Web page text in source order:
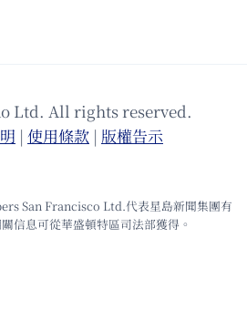
Ltd. All rights reserved.
| 使⽤條款 | 版權告⽰
San Francisco Ltd.代表星島新聞集團有
信息可從華盛頓特區司法部獲得。